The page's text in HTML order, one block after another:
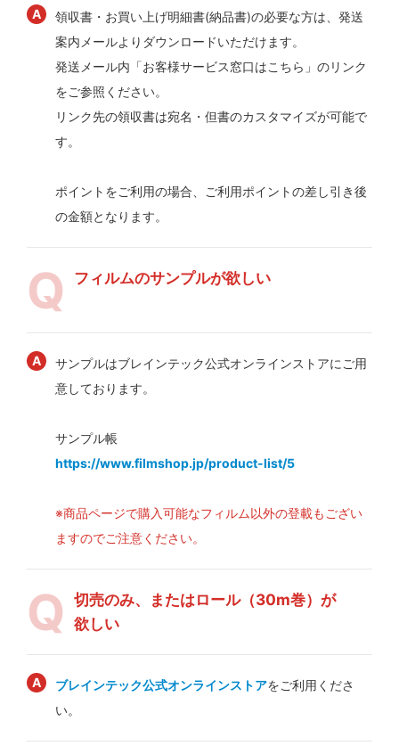
領収書・お買い上げ明細書(納品書)の必要な方は、発送
案内メールよりダウンロードいただけます。
発送メール内「お客様サービス窓口はこちら」のリンク
をご参照ください。
リンク先の領収書は宛名・但書のカスタマイズが可能で
す。
ポイントをご利用の場合、ご利用ポイントの差し引き後
の金額となります。
フィルムのサンプルが欲しい
サンプルはブレインテック公式オンラインストアにご用
意しております。
サンプル帳
https://www.filmshop.jp/product-list/5
※商品ページで購入可能なフィルム以外の登載もござい
ますのでご注意ください。
切売のみ、またはロール（30m巻）が
欲しい
ブレインテック公式オンラインストアをご利用くださ
い。